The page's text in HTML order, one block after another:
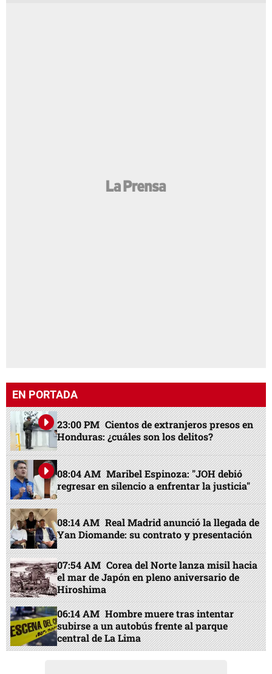
EN PORTADA
23:00 PM Cientos de extranjeros presos en
Honduras: ¿cuáles son los delitos?
08:04 AM Maribel Espinoza: "JOH debió
regresar en silencio a enfrentar la justicia"
08:14 AM Real Madrid anunció la llegada de
Yan Diomande: su contrato y presentación
07:54 AM Corea del Norte lanza misil hacia
el mar de Japón en pleno aniversario de
Hiroshima
06:14 AM Hombre muere tras intentar
subirse a un autobús frente al parque
central de La Lima